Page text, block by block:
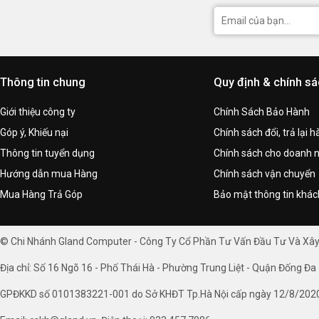
Thông tin chung
Giới thiệu công ty
Góp ý, Khiếu nại
Thông tin tuyển dụng
Hướng dẫn mua Hàng
Mua Hàng Trả Góp
Quy định & chính
Chính Sách Bảo Hành
Chính sách đổi, trả lại
Chính sách cho doanh
Chính sách vận chuyển
Bảo mật thông tin
© Chi Nhánh Gland Computer - Công Ty Cổ Phần Tư Vấn Đầu Tư Và
Địa chỉ: Số 16 Ngõ 16 - Phố Thái Hà - Phường Trung Liệt - Quận Đống Đa
GPĐKKD số 0101383221-001 do Sở KHĐT Tp.Hà Nội cấp ngày 12/8/